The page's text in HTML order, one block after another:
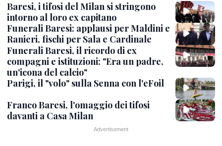
Baresi, i tifosi del Milan si stringono
intorno al loro ex capitano
Funerali Baresi: applausi per Maldini e
Ranieri, fischi per Sala e Cardinale
Funerali Baresi, il ricordo di ex
compagni e istituzioni: "Era un padre,
un'icona del calcio"
Parigi, il "volo" sulla Senna con l'eFoil
Franco Baresi, l'omaggio dei tifosi
davanti a Casa Milan